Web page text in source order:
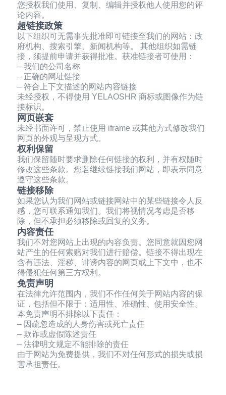
您授权我们使用、复制、编辑并授权他人使用您的评
论内容。
超链接政策
以下组织可无需事先批准即可链接至我们的网站：政
府机构、搜索引擎、新闻机构等。 其他组织如需链
接，须提前申请并获得批准。获准链接者可使用：
– 我们的公司名称
– 正确的网址链接
– 符合上下文描述的网站内容链接
未经授权，不得使用 YELAOSHR 商标或图像作为链
接标识。
网页嵌套
未经书面许可，禁止使用 iframe 或其他方式修改我们
网页的外观与呈现方式。
权利保留
我们保留随时要求删除任何链接的权利，并有权随时
修改这些条款。您若继续链接我们网站，即表示同意
遵守这些条款。
链接移除
如果您认为我们网站或链接网站中的某些链接令人反
感，您可联系通知我们。我们将视情况考虑是否移
除，但不承担必须移除或回复的义务。
内容责任
我们不对您网站上出现的内容负责。您同意就因您网
站产生的任何索赔对我们进行赔偿。链接不得出现在
含有违法、淫秽、诽谤内容的网页或上下文中，也不
得侵犯任何第三方权利。
免责声明
在法律允许范围内，我们不作任何关于网站内容的保
证，包括但不限于：适用性、准确性、使用安全性。
本免责声明不排除以下责任：
– 因疏忽造成的人身伤害或死亡责任
– 欺诈或虚假陈述责任
– 法律明文规定不能排除的责任
由于网站为免费提供，我们不对任何形式的损失或损
害承担责任。